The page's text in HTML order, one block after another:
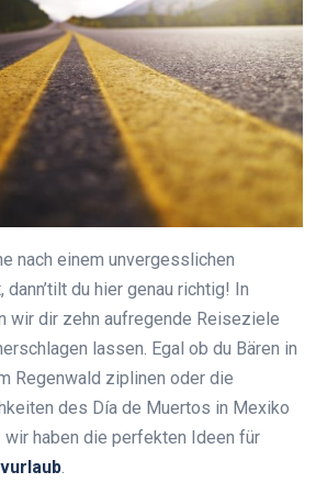
nach einem unvergesslichen
dann’tilt du hier genau richtig! In
wir dir zehn aufregende Reiseziele
lassen. Egal ob du Bären in
Regenwald ziplinen oder die
des Día de Muertos in Mexiko
haben die perfekten Ideen für
.